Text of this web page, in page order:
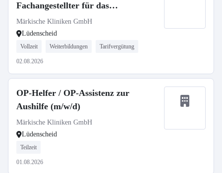
Fachangestellter für das
Herzkatheterlabor (m/w/d)
Märkische Kliniken GmbH
Lüdenscheid
Vollzeit Weiterbildungen Tarifvergütung
02.08.2026
OP-Helfer / OP-Assistenz zur
Aushilfe (m/w/d)
Märkische Kliniken GmbH
Lüdenscheid
Teilzeit
01.08.2026